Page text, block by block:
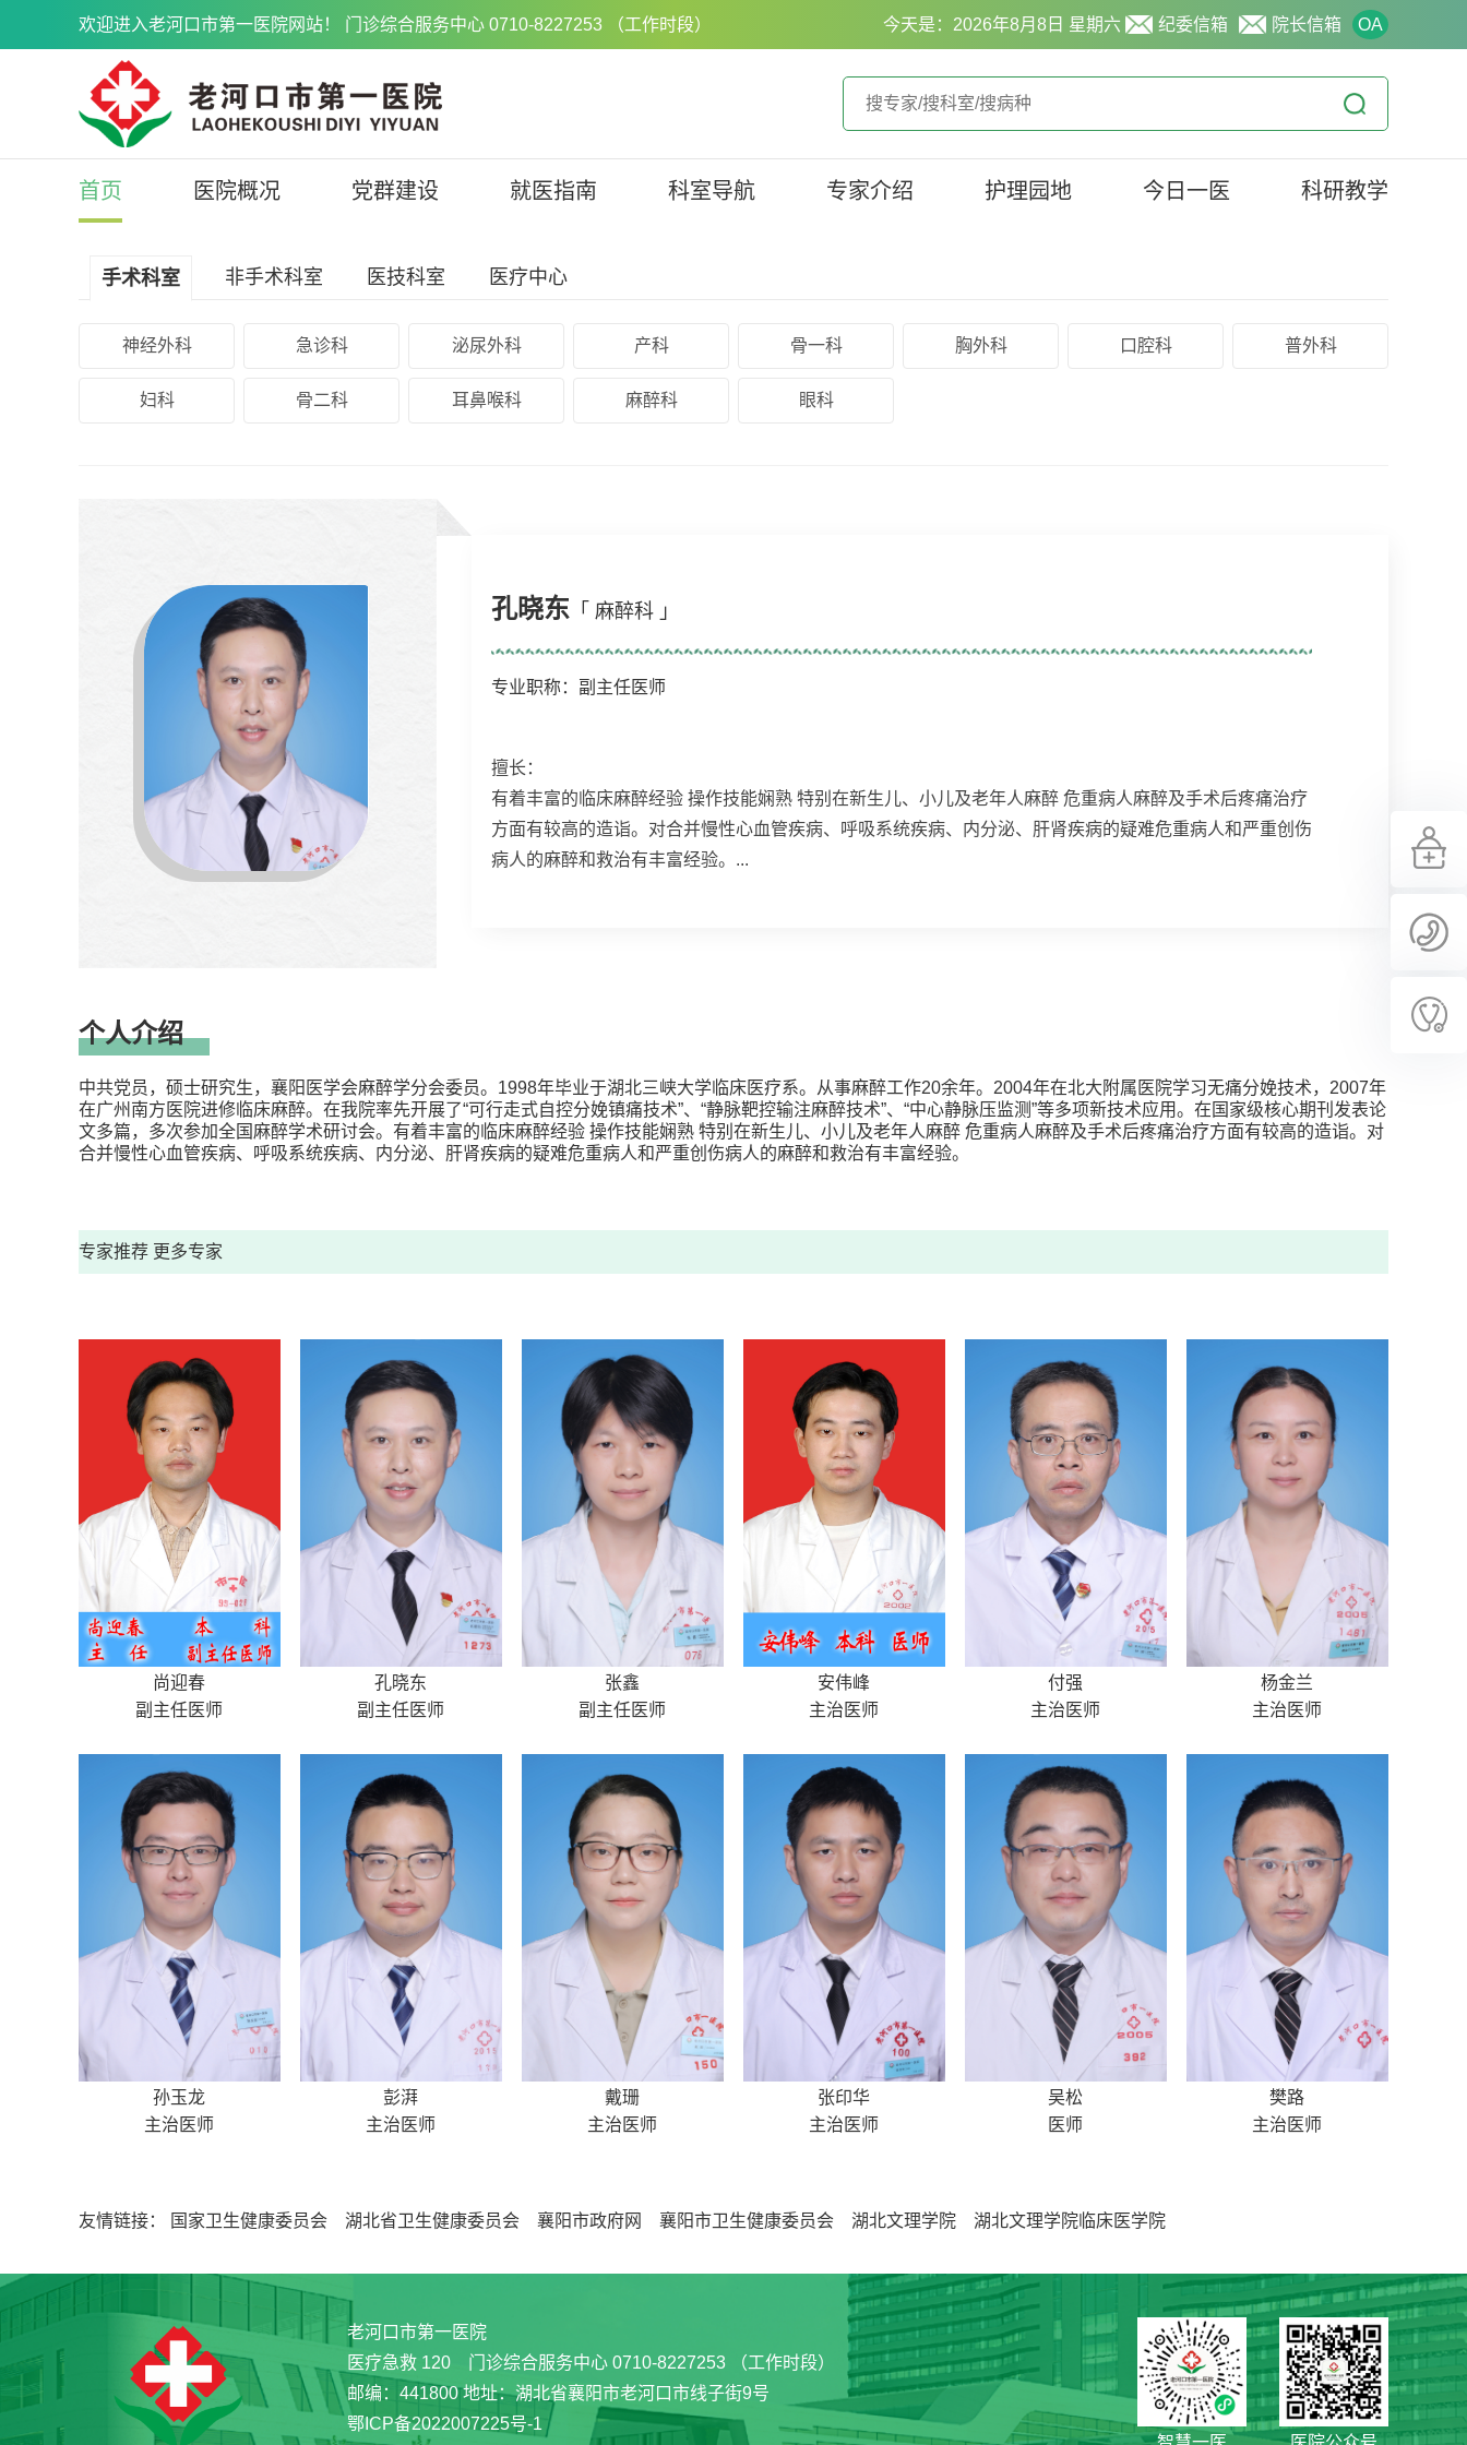
欢迎进入老河口市第一医院网站！ 门诊综合服务中心 0710-8227253 （工作时段） 今天是：2026年8月8日 星期六 纪委信箱 院长信箱 OA
首页 医院概况 党群建设 就医指南 科室导航 专家介绍 护理园地 今日一医 科研教学
手术科室 非手术科室 医技科室 医疗中心
神经外科 急诊科 泌尿外科 产科 骨一科 胸外科 口腔科 普外科
妇科 骨二科 耳鼻喉科 麻醉科 眼科
孔晓东 「 麻醉科 」
专业职称：副主任医师
擅长：
有着丰富的临床麻醉经验 操作技能娴熟 特别在新生儿、小儿及老年人麻醉 危重病人麻醉及手术后疼痛治疗
方面有较高的造诣。对合并慢性心血管疾病、呼吸系统疾病、内分泌、肝肾疾病的疑难危重病人和严重创伤
病人的麻醉和救治有丰富经验。...
个人介绍
中共党员，硕士研究生，襄阳医学会麻醉学分会委员。 1998年毕业于湖北三峡大学临床医疗系。从事麻醉工作20余年。 2004年在北大附属医院学习无痛分娩技术，2007年
在广州南方医院进修临床麻醉。在我院率先开展了“可行走式自控分娩镇痛技术”、“静脉靶控输注麻醉技术”、“中心静脉压监测”等多项新技术应用。在国家级核心期刊发表论
文多篇，多次参加全国麻醉学术研讨会。有着丰富的临床麻醉经验 操作技能娴熟 特别在新生儿、小儿及老年人麻醉 危重病人麻醉及手术后疼痛治疗方面有较高的造诣。对
合并慢性心血管疾病、呼吸系统疾病、内分泌、肝肾疾病的疑难危重病人和严重创伤病人的麻醉和救治有丰富经验。
专家推荐 更多专家
尚迎春
副主任医师
孔晓东
副主任医师
张鑫
副主任医师
安伟峰
主治医师
付强
主治医师
杨金兰
主治医师
孙玉龙
主治医师
彭湃
主治医师
戴珊
主治医师
张印华
主治医师
吴松
医师
樊路
主治医师
友情链接： 国家卫生健康委员会 湖北省卫生健康委员会 襄阳市政府网 襄阳市卫生健康委员会 湖北文理学院 湖北文理学院临床医学院
老河口市第一医院
医疗急救 120 门诊综合服务中心 0710-8227253 （工作时段）
邮编：441800 地址：湖北省襄阳市老河口市线子街9号
鄂ICP备2022007225号-1